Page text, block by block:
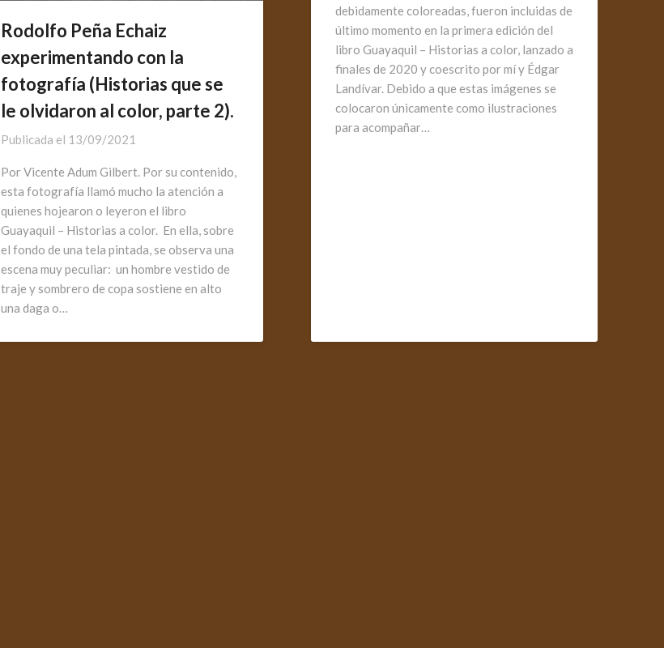
Rodolfo Peña Echaiz
experimentando con la
fotografía (Historias que se
le olvidaron al color, parte 2).
Publicada el 13/09/2021
Por Vicente Adum Gilbert. Por su contenido,
esta fotografía llamó mucho la atención a
quienes hojearon o leyeron el libro
Guayaquil – Historias a color. En ella, sobre
el fondo de una tela pintada, se observa una
escena muy peculiar: un hombre vestido de
traje y sombrero de copa sostiene en alto
una daga o…
debidamente coloreadas, fueron incluidas de
último momento en la primera edición del
libro Guayaquil – Historias a color, lanzado a
finales de 2020 y coescrito por mí y Édgar
Landívar. Debido a que estas imágenes se
colocaron únicamente como ilustraciones
para acompañar…